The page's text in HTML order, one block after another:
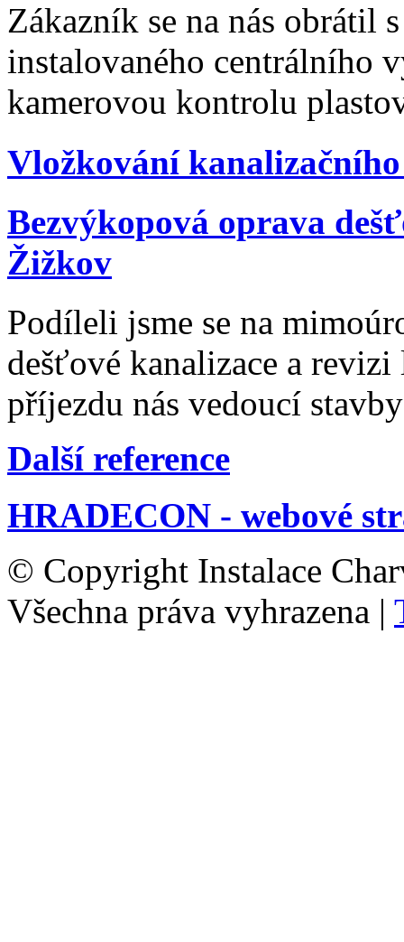
Zákazník se na nás obrátil
instalovaného centrálního
kamerovou kontrolu
Vložkování
Bezvýkopová oprava
Žižkov
Podíleli jsme se na
dešťové kanalizace a revizi
příjezdu nás vedoucí
Další reference
HRADECON - webové
© Copyright Instalace
Všechna práva vyhrazena |